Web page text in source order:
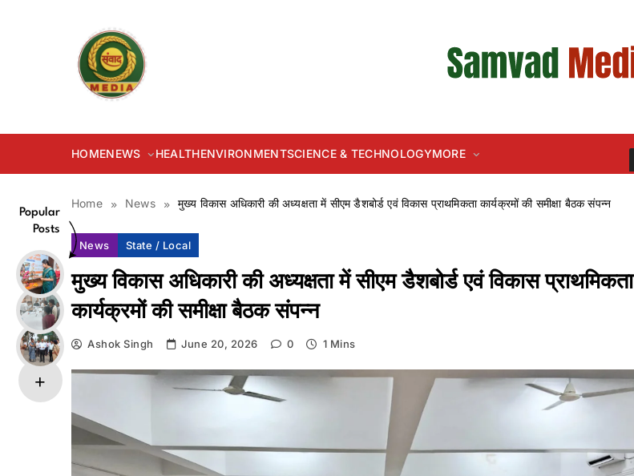
HOMENEWS HEALTHENVIRONMENTSCIENCE & TECHNOLOGYMORE
Home News मुख्य विकास अधिकारी की अध्यक्षता में सीएम डैशबोर्ड एवं विकास प्राथमिकता कार्यक्रमों की समीक्षा बैठक संपन्न
Popular
Posts
News State / Local
मुख्य विकास अधिकारी की अध्यक्षता में सीएम डैशबोर्ड एवं विकास प्राथमिकता
कार्यक्रमों की समीक्षा बैठक संपन्न
Ashok Singh June 20, 2026 0 1 Mins